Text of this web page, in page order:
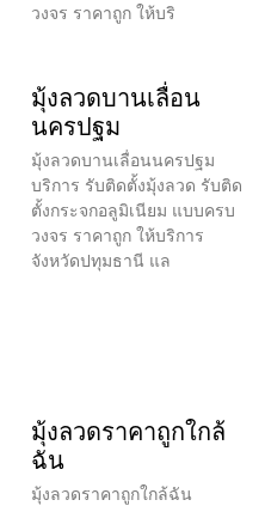
วงจร ราคาถูก ให้บริ
มุ้งลวดบานเลื่อน
นครปฐม
มุ้งลวดบานเลื่อนนครปฐม
บริการ รับติดตั้งมุ้งลวด รับติด
ตั้งกระจกอลูมิเนียม แบบครบ
วงจร ราคาถูก ให้บริการ
จังหวัดปทุมธานี แล
มุ้งลวดราคาถูกใกล้
ฉัน
มุ้งลวดราคาถูกใกล้ฉัน